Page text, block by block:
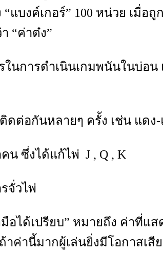
บงค์เกอร์” 100 หน่วย เมื่อถู
“ค่าต๋ง”
นการดำเนินเกมพนันในบ่อ
ต่อกันหลายๆ ครั้ง เช่น แด
น ซึ่งได้แก้ไพ่ J , Q , K
จั่วไพ่
มือได้เปรียบ” หมายถึง ค่าที่
ค่านี้มากผู้เล่นยิ่งมีโอกาสเสี